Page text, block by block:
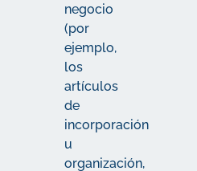
negocio
(por
ejemplo,
los
artículos
de
incorporación
u
organización,